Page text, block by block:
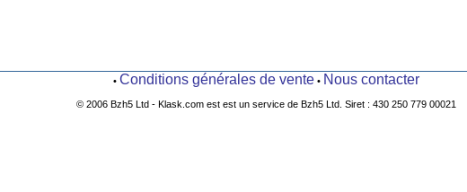
• Conditions générales de vente• Nous contacter
© 2006 Bzh5 Ltd - Klask.com est est un service de Bzh5 Ltd. Siret : 430 250 779 00021